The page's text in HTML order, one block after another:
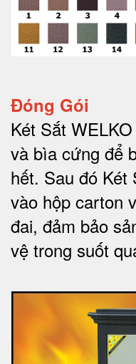
Đóng Gói
Két Sắt
và bìa cứng để
hết. Sau đó Két
vào hộp carton
đai, đảm bảo
vệ trong suốt